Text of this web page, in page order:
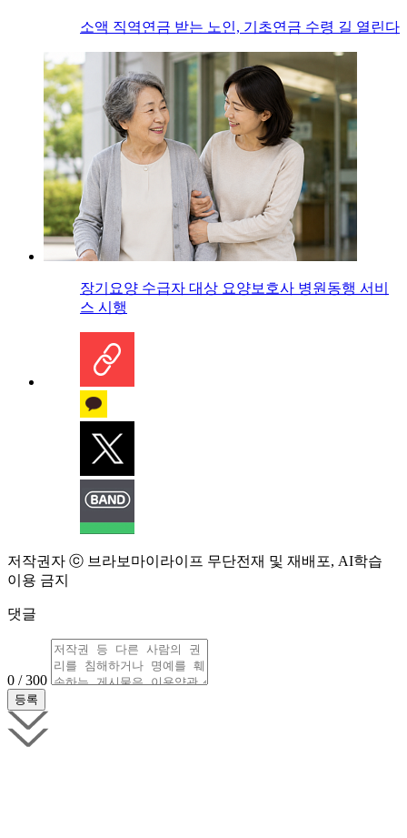
소액 직역연금 받는 노인, 기초연금 수령 길 열린다
장기요양 수급자 대상 요양보호사 병원동행 서비
스 시행
저작권자 ⓒ 브라보마이라이프 무단전재 및 재배포, AI학습
이용 금지
댓글
0 / 300